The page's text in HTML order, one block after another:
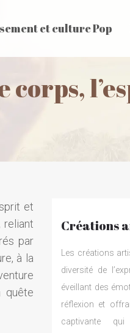
et culture Pop
corps,
et
reliant
par
à la
quête
Créations
Les créations
diversité de
éveillant des
réflexion et
captivante